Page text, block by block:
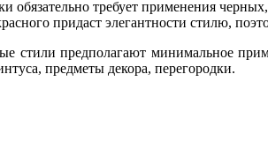
обязательно требует применения
придаст элегантности стилю,
стили предполагают минимальное
предметы декора, перегородки.